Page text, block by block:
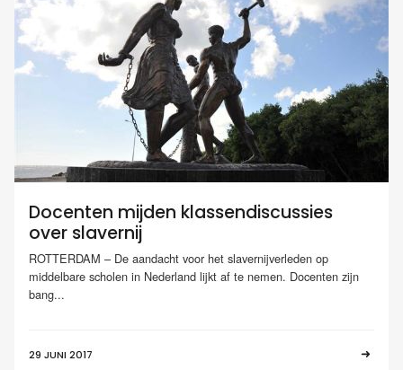
Docenten mijden klassendiscussies
over slavernij
ROTTERDAM – De aandacht voor het slavernijverleden op
middelbare scholen in Nederland lijkt af te nemen. Docenten zijn
bang...
29 JUNI 2017